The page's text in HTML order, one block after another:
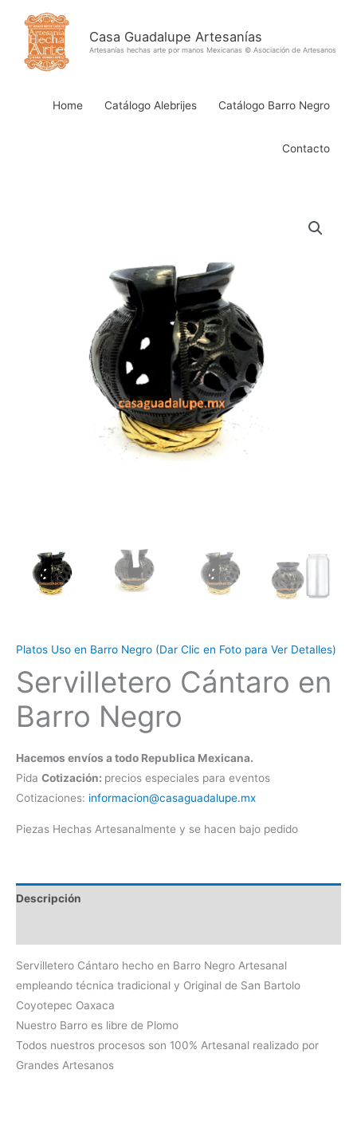
contenido
Casa Guadalupe Artesanías
Artesanías hechas arte por manos Mexicanas © Asociación de Artesanos
Home Catálogo Alebrijes Catálogo Barro Negro
Contacto
Platos Uso en Barro Negro (Dar Clic en Foto para Ver Detalles)
Servilletero Cántaro en
Barro Negro
Hacemos envíos a todo Republica Mexicana.
Pida Cotización: precios especiales para eventos
Cotizaciones: informacion@casaguadalupe.mx
Piezas Hechas Artesanalmente y se hacen bajo pedido
Descripción
Servilletero Cántaro hecho en Barro Negro Artesanal
empleando técnica tradicional y Original de San Bartolo
Coyotepec Oaxaca
Nuestro Barro es libre de Plomo
Todos nuestros procesos son 100% Artesanal realizado por
Grandes Artesanos